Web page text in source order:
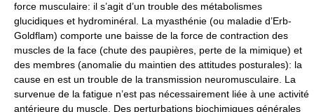
force musculaire: il s’agit d’un trouble des métabolismes
glucidiques et hydrominéral. La myasthénie (ou maladie d’Erb-
Goldflam) comporte une baisse de la force de contraction des
muscles de la face (chute des paupières, perte de la mimique) et
des membres (anomalie du maintien des attitudes posturales): la
cause en est un trouble de la transmission neuromusculaire. La
survenue de la fatigue n’est pas nécessairement liée à une activité
antérieure du muscle. Des perturbations biochimiques générales